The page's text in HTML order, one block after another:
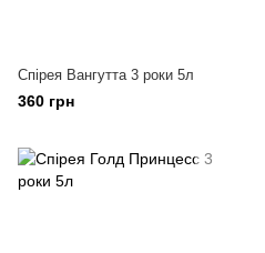
Спірея Вангутта 3 роки 5л
360 грн